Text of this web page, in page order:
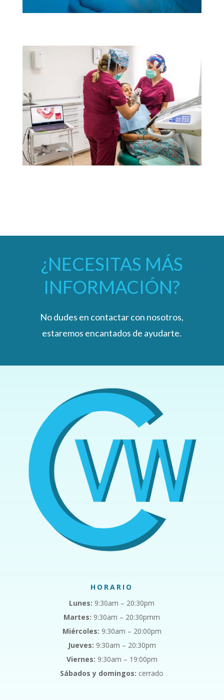
¿NECESITAS MÁS
INFORMACIÓN?
No dudes en contactar con nosotros,
estaremos encantados de ayudarte.
HORARIO
Lunes: 9:30am – 20:30pm
Martes: 9:30am – 20:30pmm
Miércoles: 9:30am – 20:00pm
Jueves: 9:30am – 20:30pm
Viernes: 9:30am – 19:00pm
Sábados y domingos: cerrado